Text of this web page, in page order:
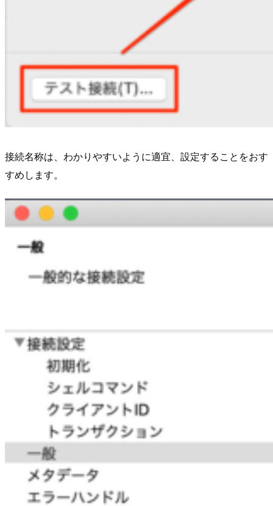
接続名称は、わかりやすいように適宜、設定することをおす
すめします。